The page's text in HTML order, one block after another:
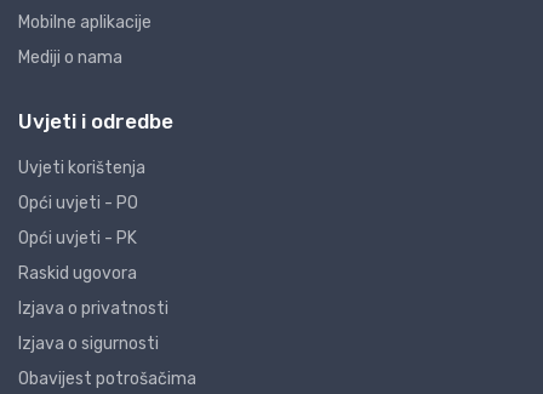
Mobilne aplikacije
Mediji o nama
Uvjeti i odredbe
Uvjeti korištenja
Opći uvjeti - PO
Opći uvjeti - PK
Raskid ugovora
Izjava o privatnosti
Izjava o sigurnosti
Obavijest potrošačima